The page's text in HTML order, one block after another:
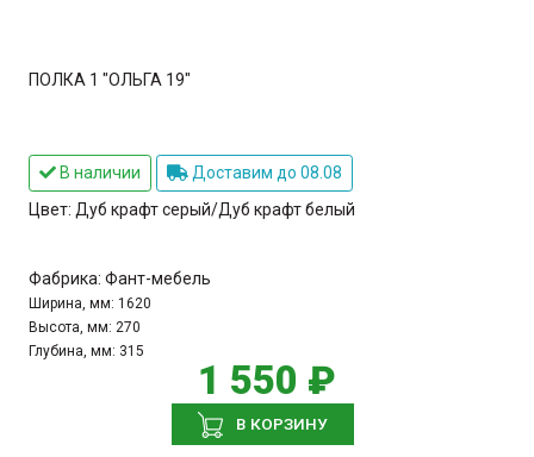
ПОЛКА 1 "ОЛЬГА 19"
В наличии
Доставим до 08.08
Цвет: Дуб крафт серый/Дуб крафт белый
Фабрика: Фант-мебель
Ширина, мм: 1620
Высота, мм: 270
Глубина, мм: 315
1 550 ₽
В КОРЗИНУ